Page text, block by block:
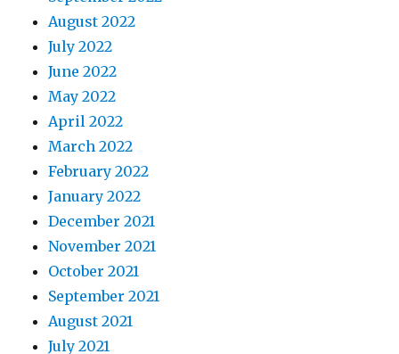
August 2022
July 2022
June 2022
May 2022
April 2022
March 2022
February 2022
January 2022
December 2021
November 2021
October 2021
September 2021
August 2021
July 2021